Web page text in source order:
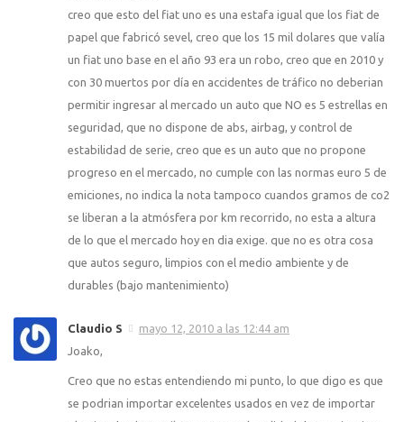
creo que esto del fiat uno es una estafa igual que los fiat de
papel que fabricó sevel, creo que los 15 mil dolares que valía
un fiat uno base en el año 93 era un robo, creo que en 2010 y
con 30 muertos por día en accidentes de tráfico no deberian
permitir ingresar al mercado un auto que NO es 5 estrellas en
seguridad, que no dispone de abs, airbag, y control de
estabilidad de serie, creo que es un auto que no propone
progreso en el mercado, no cumple con las normas euro 5 de
emiciones, no indica la nota tampoco cuandos gramos de co2
se liberan a la atmósfera por km recorrido, no esta a altura
de lo que el mercado hoy en dia exige. que no es otra cosa
que autos seguro, limpios con el medio ambiente y de
durables (bajo mantenimiento)
Claudio S
mayo 12, 2010 a las 12:44 am
Joako,
Creo que no estas entendiendo mi punto, lo que digo es que
se podrian importar excelentes usados en vez de importar